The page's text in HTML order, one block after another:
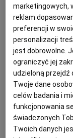
GRZYBY KUCHNIA
CEBULA CUKINIA
marketingowych,
reklam
preferencji w
personalizacji
jest dobrowolne.
ograniczyć jej
udzieloną przejdź
Twoje dane
celów badania i
funkcjonowania
świadczonych
Twoich danych